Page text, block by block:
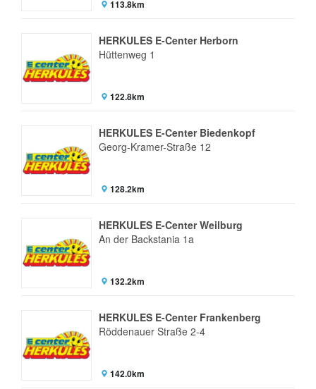
113.8km
HERKULES E-Center Herborn
Hüttenweg 1
122.8km
HERKULES E-Center Biedenkopf
Georg-Kramer-Straße 12
128.2km
HERKULES E-Center Weilburg
An der Backstania 1a
132.2km
HERKULES E-Center Frankenberg
Röddenauer Straße 2-4
142.0km